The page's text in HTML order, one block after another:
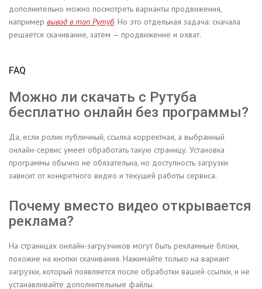
дополнительно можно посмотреть варианты продвижения,
например вывод в топ Рутуб. Но это отдельная задача: сначала
решается скачивание, затем — продвижение и охват.
FAQ
Можно ли скачать с Рутуба
бесплатно онлайн без программы?
Да, если ролик публичный, ссылка корректная, а выбранный
онлайн-сервис умеет обработать такую страницу. Установка
программы обычно не обязательна, но доступность загрузки
зависит от конкретного видео и текущей работы сервиса.
Почему вместо видео открывается
реклама?
На страницах онлайн-загрузчиков могут быть рекламные блоки,
похожие на кнопки скачивания. Нажимайте только на вариант
загрузки, который появляется после обработки вашей ссылки, и не
устанавливайте дополнительные файлы.